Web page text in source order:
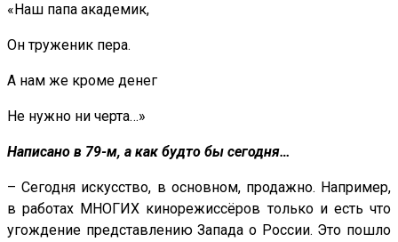
«Наш папа академик,
Он труженик пера.
А нам же кроме денег
Не нужно ни черта…»
Написано в 79-м, а как будто бы сегодня…
– Сегодня искусство, в основном, продажно. Например,
в работах МНОГИХ кинорежиссёров только и есть что
угождение представлению Запада о России. Это пошло